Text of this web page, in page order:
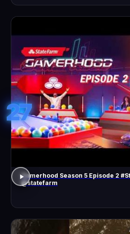
27
Gamerhood Season 5 Episode 2
@statefarm